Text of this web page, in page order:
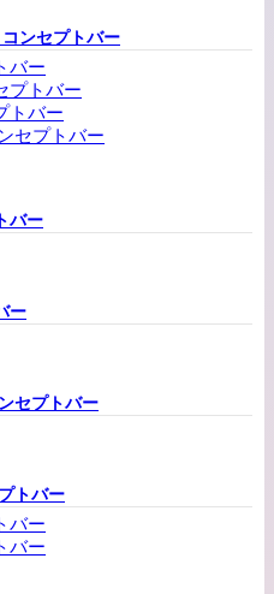
ンセプトバー
バー
プトバー
トバー
セプトバー
バー
ー
セプトバー
トバー
バー
バー